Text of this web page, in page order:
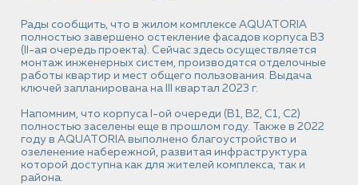
Рады сообщить, что в жилом комплексе AQUATORIA
полностью завершено остекление фасадов корпуса В3
(II-ая очередь проекта). Сейчас здесь осуществляется
монтаж инженерных систем, производятся отделочные
работы квартир и мест общего пользования. Выдача
ключей запланирована на III квартал 2023 г.
Напомним, что корпуса I-ой очереди (В1, В2, С1, С2)
полностью заселены еще в прошлом году. Также в 2022
году в AQUATORIA выполнено благоустройство и
озеленение набережной, развитая инфраструктура
которой доступна как для жителей комплекса, так и
района.